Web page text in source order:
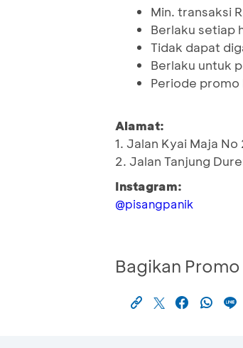
Min. transaksi
Berlaku setiap
Tidak dapat
Berlaku untuk
Periode promo
Alamat:
1. Jalan Kyai Maja
2. Jalan Tanjung
Instagram:
@pisangpanik
Bagikan Promo